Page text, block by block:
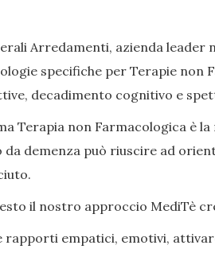
Arredamenti, azienda
specifiche per Terapie non
decadimento cognitivo e
Terapia non Farmacologica è
demenza può riuscire ad
il nostro approccio MediTè
rapporti empatici, emotivi,